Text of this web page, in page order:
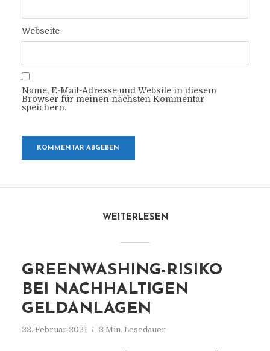
Webseite
Name, E-Mail-Adresse und Website in diesem
Browser für meinen nächsten Kommentar
speichern.
WEITERLESEN
GREENWASHING-RISIKO
BEI NACHHALTIGEN
GELDANLAGEN
22. Februar 2021 3 Min. Lesedauer